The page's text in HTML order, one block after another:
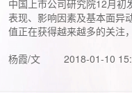
中国上市公司研究院12月初
表现、影响因素及基本面异
值正在获得越来越多的关注
杨霞/文
2018-01-10